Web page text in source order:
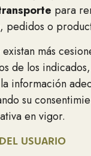
para
pedidos o
más
de los
información
su
en vigor.
USUARIO